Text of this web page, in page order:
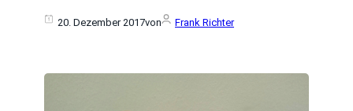
20. Dezember 2017von Frank Richter